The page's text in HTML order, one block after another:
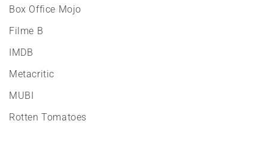
Box Office Mojo
Filme B
IMDB
Metacritic
MUBI
Rotten Tomatoes